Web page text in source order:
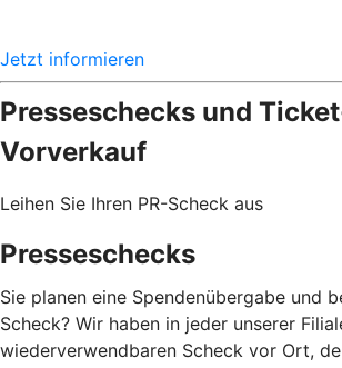
Jetzt informieren
Presseschecks und
Vorverkauf
Leihen Sie Ihren PR-Scheck aus
Presseschecks
Sie planen eine Spendenübergabe und
Scheck? Wir haben in jeder unserer
wiederverwendbaren Scheck vor Ort,